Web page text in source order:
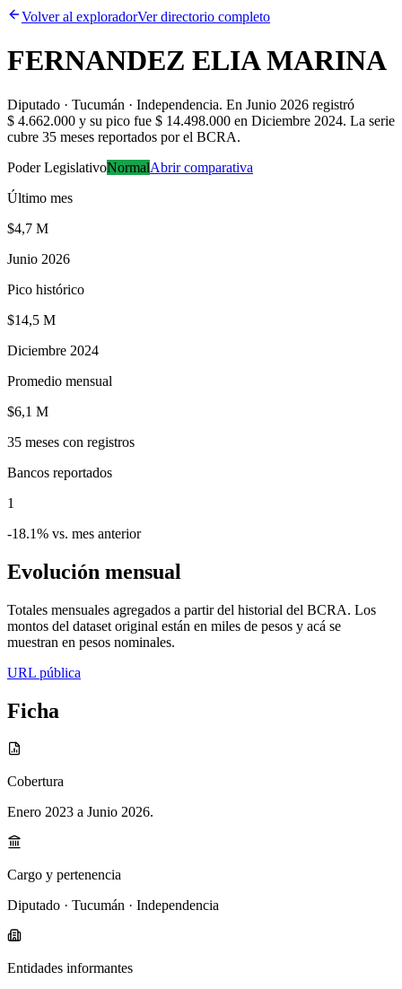
Volver al exploradorVer directorio completo
FERNANDEZ ELIA MARINA
Diputado · Tucumán · Independencia. En Junio 2026 registró
$ 4.662.000 y su pico fue $ 14.498.000 en Diciembre 2024. La serie
cubre 35 meses reportados por el BCRA.
Poder LegislativoNormalAbrir comparativa
Último mes
$4,7 M
Junio 2026
Pico histórico
$14,5 M
Diciembre 2024
Promedio mensual
$6,1 M
35 meses con registros
Bancos reportados
1
-18.1% vs. mes anterior
Evolución mensual
Totales mensuales agregados a partir del historial del BCRA. Los
montos del dataset original están en miles de pesos y acá se
muestran en pesos nominales.
URL pública
Ficha
Cobertura
Enero 2023 a Junio 2026.
Cargo y pertenencia
Diputado · Tucumán · Independencia
Entidades informantes